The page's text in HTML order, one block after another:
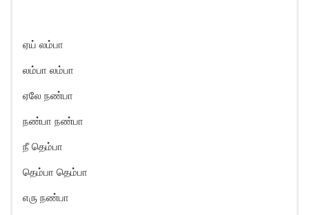
ஏய் லம்பா
லம்பா லம்பா
ஏலே நண்பா
நண்பா நண்பா
நீ தெம்பா
தெம்பா தெம்பா
எரு நண்பா